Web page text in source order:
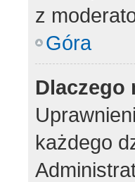
z
Góra
Dlaczego
każdego